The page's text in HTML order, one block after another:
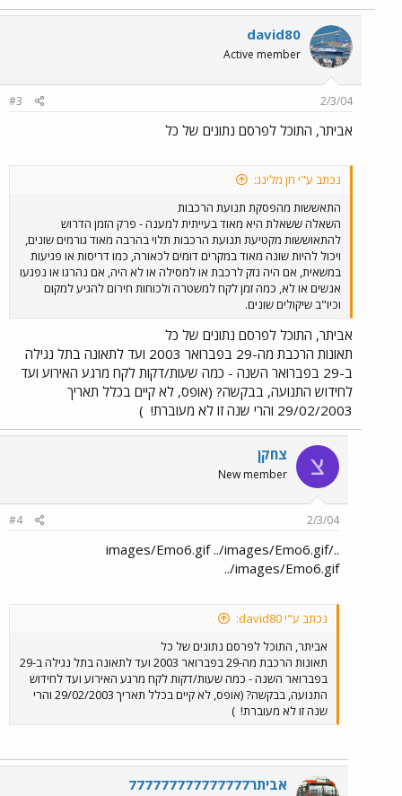
david80
Active member
2/3/04
#3
אביתר, התוכל לפרסם נתונים של כל
נכתב ע"י חן מלינג:
התאששות מהפסקת תנועת הרכבות
השאלה ששאלת היא מאוד בעייתית למענה - פרק הזמן הדרוש
להתאוששות מקטיעת תנועת הרכבות תלוי בהרבה מאוד גורמים שונים,
ויכול להיות שונה מאוד במקרים דומים לכאורה, כמו דריסות או פגיעות
במשאית, אם היה נזק לרכבת או למסילה או לא היה, אם נהרגו או נפגעו
אנשים או לא, כמה זמן לקח למשטרה ולכוחות חירום להגיע למקום
וכיו"ב שיקולים שונים.
אביתר, התוכל לפרסם נתונים של כל
תאונות הרכבת מה-29 בפברואר 2003 ועד לתאונה בתל נגילה
ב-29 בפברואר השנה - כמה שעות/דקות לקח מרגע האירוע ועד
לחידוש התנועה, בבקשה? (אופס, לא קיים בכלל תאריך
29/02/2003 והרי שנה זו לא מעוברת!
)
צ צחקן
New member
2/3/04
#4
../images/Emo6.gif ../images/Emo6.gif
../images/Emo6.gif
נכתב ע"י david80:
אביתר, התוכל לפרסם נתונים של כל
תאונות הרכבת מה-29 בפברואר 2003 ועד לתאונה בתל נגילה ב-29
בפברואר השנה - כמה שעות/דקות לקח מרגע האירוע ועד לחידוש
התנועה, בבקשה? (אופס, לא קיים בכלל תאריך 29/02/2003 והרי
שנה זו לא מעוברת! )
אביתר777777777777777